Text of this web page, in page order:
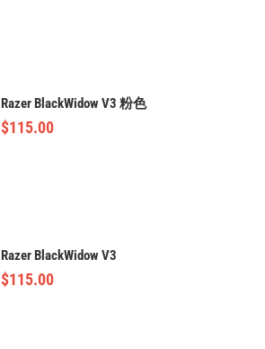
Razer BlackWidow V3 粉色
$115.00
Razer BlackWidow V3
$115.00